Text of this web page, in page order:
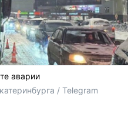
аварии
/ Telegram